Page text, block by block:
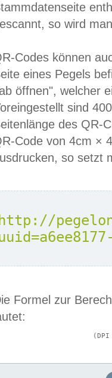
so wird
Codes können
eines Pegels
öffnen", welcher
sind
des QR-
Code von 4cm ×
so setzt
http://
Formel zur